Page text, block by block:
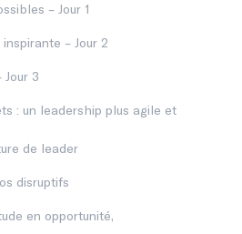
– Jour 1
– Jour 2
3
: un leadership plus agile et
de leader
disruptifs
en opportunité,